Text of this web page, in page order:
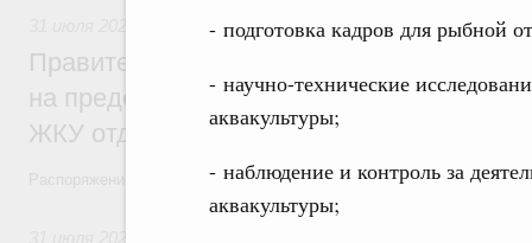
- подготовка кадров для рыбной
- научно-технические
аквакультуры;
- наблюдение и контроль за
аквакультуры;
Социальная поддержка отдельных
Правительство направит регионам
на предоставление мер социальной
ЖКУ отдельным категориям граждан
Распоряжение от 30 июля 2026 года №2032-р